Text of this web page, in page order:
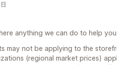
anything we can do to help
may not be applying to the
(regional market prices)